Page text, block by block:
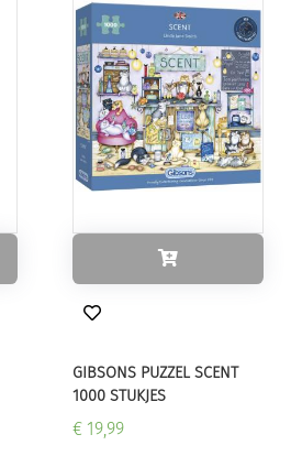
GIBSONS PUZZEL SCENT
1000 STUKJES
€ 19,99